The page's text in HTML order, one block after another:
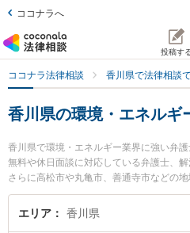
ココナラへ
投稿す
ココナラ法律相談 香川県で法律相談
香川県の環境・エネルギ
香川県で環境・エネルギー業界に強い弁
無料や休日面談に対応している弁護士、
さらに高松市や丸亀市、善通寺市などの
業法務に関係する顧問弁護士契約や契約
書・就業規則作成等の細かな分野での絞
エリア 香川県